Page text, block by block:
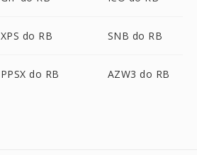
XPS do RB SNB do RB
PPSX do RB AZW3 do RB